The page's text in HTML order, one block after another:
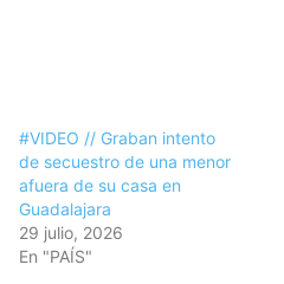
#VIDEO // Graban intento
de secuestro de una menor
afuera de su casa en
Guadalajara
29 julio, 2026
En "PAÍS"